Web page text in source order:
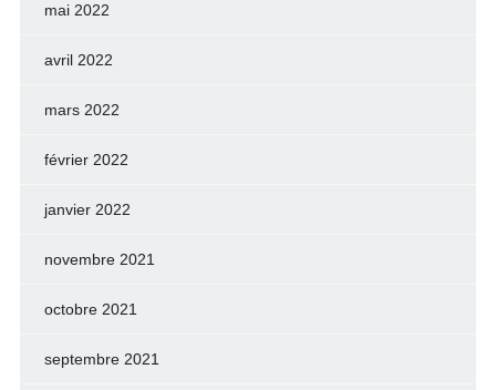
mai 2022
avril 2022
mars 2022
février 2022
janvier 2022
novembre 2021
octobre 2021
septembre 2021